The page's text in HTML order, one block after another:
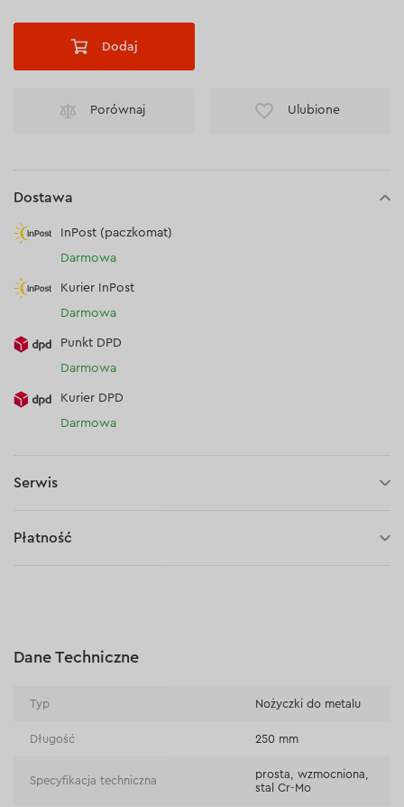
Dodaj
Porównaj Ulubione
Dostawa
InPost (paczkomat)
Darmowa
Kurier InPost
Darmowa
Punkt DPD
Darmowa
Kurier DPD
Darmowa
Serwis
Płatność
Płatność na rachunek bieżący (przelew tradycyjny)
Dane Techniczne
Typ Nożyczki do metalu
Długość 250 mm
Specyfikacja techniczna
prosta, wzmocniona,
stal Cr-Mo